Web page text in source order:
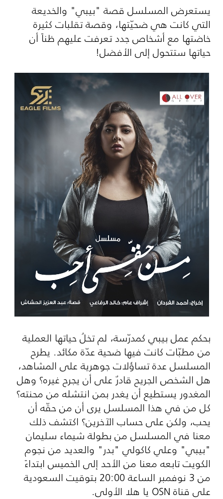
يستعرض المسلسل قصة "بيبي" والخديعة
التي كانت هي ضحيّتها، وقصة تقلبات كثيرة
خاضتها مع أشخاص جدد تعرفت عليهم ظناً أن
حياتها ستتحول إلى الأفضل!
بحكم عمل بيبي كمدرّسة، لم تخلُ حياتها العملية
من مطبّات كانت فيها ضحية عدّة مكائد. يطرح
المسلسل عدة تساؤلات جوهرية على المشاهد،
هل الشخص الجريح قادرٌ على أن يجرح غيره؟ وهل
المغدور يستطيع أن يغدر بمن انتشله من محنته؟
كل من في هذا المسلسل يرى أن من حقّه أن
يحب، ولكن على حساب الآخرين؟ اكتشف ذلك
معنا في المسلسل من بطولة شيماء سليمان
"بيبي" وعلي كاكولي "بدر" والعديد من نجوم
الكويت تابعه معنا من الأحد إلى الخميس ابتداءً
من 3 نوفمبر الساعة 20:00 بتوقيت السعودية
على قناةOSN يا هلا الأولى.